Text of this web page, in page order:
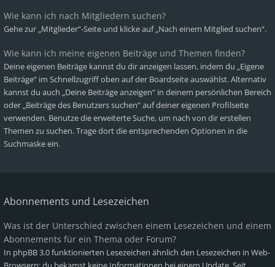
Wie kann ich nach Mitgliedern suchen?
Gehe zur „Mitglieder“-Seite und klicke auf „Nach einem Mitglied suchen“.
Wie kann ich meine eigenen Beiträge und Themen finden?
Deine eigenen Beiträge kannst du dir anzeigen lassen, indem du „Eigene
Beiträge“ im Schnellzugriff oben auf der Boardseite auswählst. Alternativ
kannst du auch „Deine Beiträge anzeigen“ in deinem persönlichen Bereich
oder „Beiträge des Benutzers suchen“ auf deiner eigenen Profilseite
verwenden. Benutze die erweiterte Suche, um nach von dir erstellen
Themen zu suchen. Trage dort die entsprechenden Optionen in die
Suchmaske ein.
Abonnements und Lesezeichen
Was ist der Unterschied zwischen einem Lesezeichen und einem
Abonnements für ein Thema oder Forum?
In phpBB 3.0 funktionierten Lesezeichen ähnlich den Lesezeichen in Web-